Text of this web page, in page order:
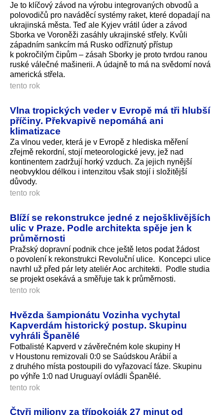
Je to klíčový závod na výrobu integrovaných obvodů a
polovodičů pro naváděcí systémy raket, které dopadají na
ukrajinská města. Teď ale Kyjev vrátil úder a závod
Sborka ve Voroněži zasáhly ukrajinské střely. Kvůli
západním sankcím má Rusko odříznutý přístup
k pokročilým čipům – zásah Sborky je proto tvrdou ranou
ruské válečné mašinerii. A údajně to má na svědomí nová
americká střela.
tento rok
Vlna tropických veder v Evropě má tři hlubší
příčiny. Překvapivě nepomáhá ani
klimatizace
Za vlnou veder, která je v Evropě z hlediska měření
zřejmě rekordní, stojí meteorologické jevy, jež nad
kontinentem zadržují horký vzduch. Za jejich nynější
neobvyklou délkou i intenzitou však stojí i složitější
důvody.
tento rok
Blíží se rekonstrukce jedné z nejošklivějších
ulic v Praze. Podle architekta spěje jen k
průměrnosti
Pražský dopravní podnik chce ještě letos podat žádost
o povolení k rekonstrukci Revoluční ulice. Koncepci ulice
navrhl už před pár lety ateliér Aoc architekti. Podle studia
se projekt osekává a směřuje tak k průměrnosti.
tento rok
Hvězda šampionátu Vozinha vychytal
Kapverdám historický postup. Skupinu
vyhráli Španělé
Fotbalisté Kapverd v závěrečném kole skupiny H
v Houstonu remizovali 0:0 se Saúdskou Arábií a
z druhého místa postoupili do vyřazovací fáze. Skupinu
po výhře 1:0 nad Uruguayí ovládli Španělé.
tento rok
Čtyři miliony za třípokoják 27 minut od